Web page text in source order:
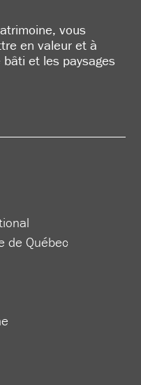
vous
en valeur et à
et les paysages
de Québec